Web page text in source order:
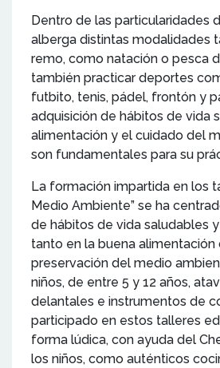
Dentro de las particularidades
alberga distintas modalidades
remo, como natación o pesca
también practicar deportes
futbito, tenis, pádel, frontón y
adquisición de hábitos de vida
alimentación y el cuidado del
son fundamentales para su
La formación impartida en los
Medio Ambiente” se ha
de hábitos de vida saludables
tanto en la buena alimentación
preservación del medio
niños, de entre 5 y 12 años,
delantales e instrumentos de
participado en estos talleres
forma lúdica, con ayuda del
los niños, como auténticos